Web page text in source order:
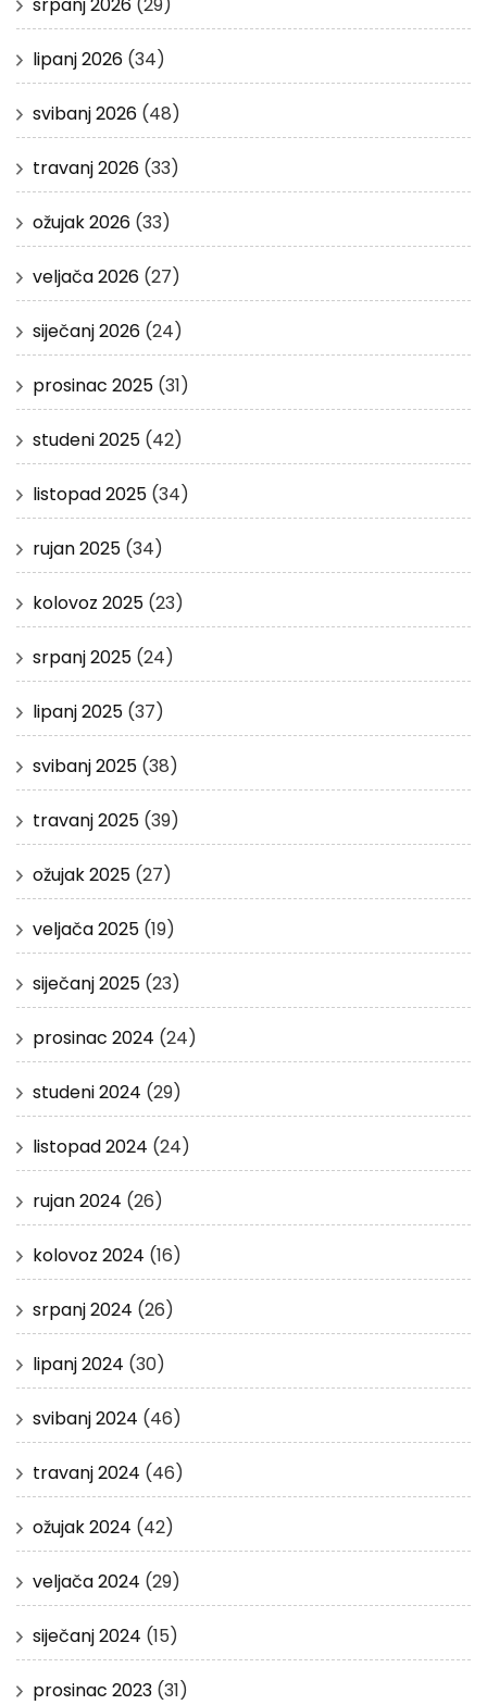
srpanj 2026 (29)
lipanj 2026 (34)
svibanj 2026 (48)
travanj 2026 (33)
ožujak 2026 (33)
veljača 2026 (27)
siječanj 2026 (24)
prosinac 2025 (31)
studeni 2025 (42)
listopad 2025 (34)
rujan 2025 (34)
kolovoz 2025 (23)
srpanj 2025 (24)
lipanj 2025 (37)
svibanj 2025 (38)
travanj 2025 (39)
ožujak 2025 (27)
veljača 2025 (19)
siječanj 2025 (23)
prosinac 2024 (24)
studeni 2024 (29)
listopad 2024 (24)
rujan 2024 (26)
kolovoz 2024 (16)
srpanj 2024 (26)
lipanj 2024 (30)
svibanj 2024 (46)
travanj 2024 (46)
ožujak 2024 (42)
veljača 2024 (29)
siječanj 2024 (15)
prosinac 2023 (31)